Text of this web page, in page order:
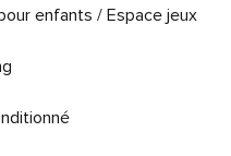
enfants / Espace jeux